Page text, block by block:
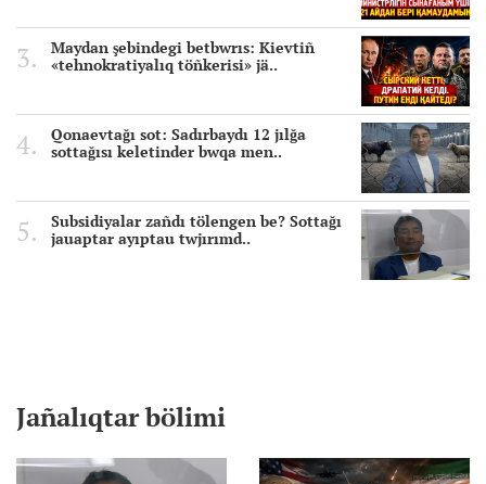
Maydan şebindegi betbwrıs: Kievtiñ
«tehnokratiyalıq töñkerisi» jä..
Qonaevtağı sot: Sadırbaydı 12 jılğa
sottağısı keletinder bwqa men..
Subsidiyalar zañdı tölengen be? Sottağı
jauaptar ayıptau twjırımd..
Jañalıqtar bölimi